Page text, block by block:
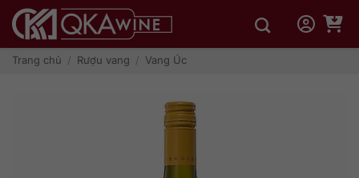
qua
dungTrang chủ / Rượu vang / Vang Úc